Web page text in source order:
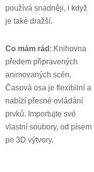
používá snadněji, i když
je také dražší.
Co mám rád : Knihovna
předem připravených
animovaných scén.
Časová osa je flexibilní a
nabízí přesné ovládání
prvků. Importujte své
vlastní soubory, od písem
po 3D výtvory.